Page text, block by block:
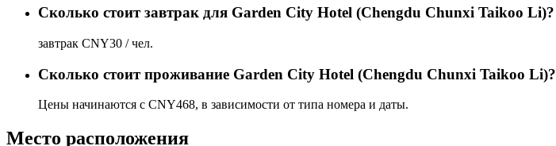
Сколько стоит завтрак для Garden City Hotel (Chengdu Chunxi Taikoo Li)?
завтрак CNY30 / чел.
Сколько стоит проживаниe Garden City Hotel (Chengdu Chunxi Taikoo Li)?
Цены начинаются с CNY468, в зависимости от типа номера и даты.
Место расположения